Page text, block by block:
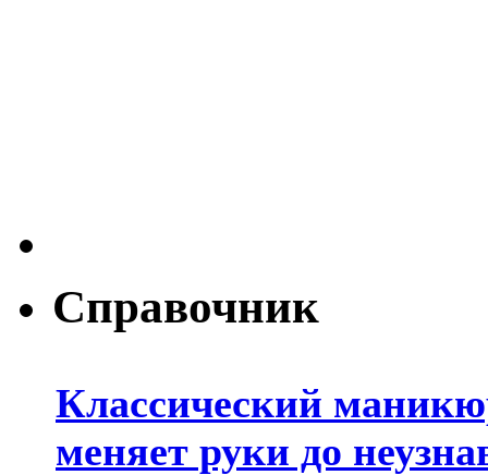
Справочник
Классический
меняет руки до